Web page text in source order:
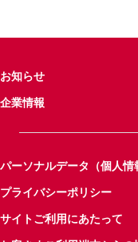
お知らせ
企業情報
パーソナルデータ（個人情
プライバシーポリシー
サイトご利用にあたって